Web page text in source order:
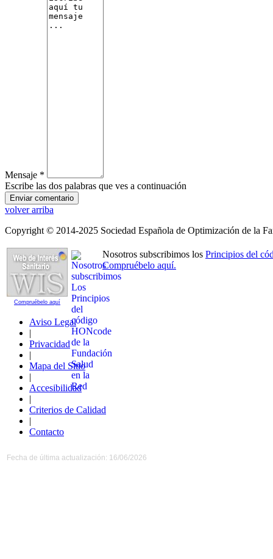
Mensaje *
Escribe las dos palabras que ves a continuación
volver arriba
Copyright © 2014-2025 Sociedad Española de Optimización de la
Nosotros subscribimos los Principios del
Compruébelo aquí.
Compruébelo aquí
Aviso Legal
|
Privacidad
|
Mapa del Sitio
|
Accesibilidad
|
Criterios de Calidad
|
Contacto